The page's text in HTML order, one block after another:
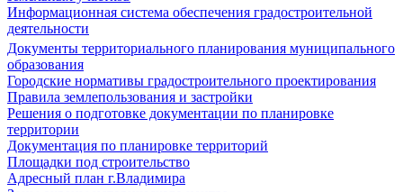
Информационная система обеспечения градостроительной
деятельности
Документы территориального планирования муниципального
образования
Городские нормативы градостроительного проектирования
Правила землепользования и застройки
Решения о подготовке документации по планировке
территории
Документация по планировке территорий
Площадки под строительство
Адресный план г.Владимира